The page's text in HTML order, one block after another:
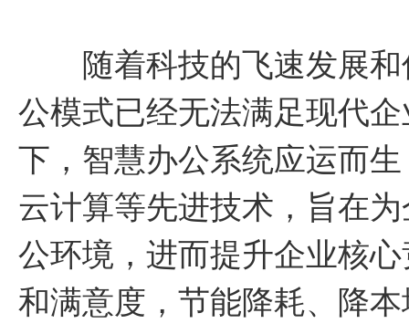
随着科技的飞速发展和
公模式已经无法满足现代
下，智慧办公系统应运而
云计算等先进技术，旨在
公环境，进而提升企业核
和满意度，节能降耗、降